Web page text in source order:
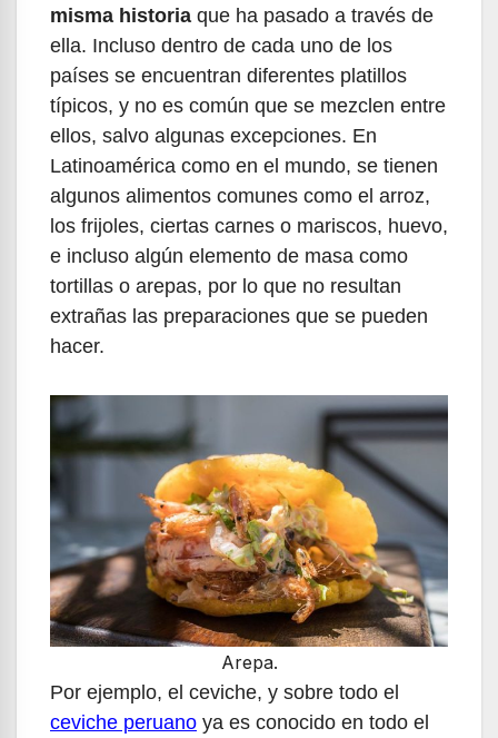
misma historia que ha pasado a través de
ella. Incluso dentro de cada uno de los
países se encuentran diferentes platillos
típicos, y no es común que se mezclen entre
ellos, salvo algunas excepciones. En
Latinoamérica como en el mundo, se tienen
algunos alimentos comunes como el arroz,
los frijoles, ciertas carnes o mariscos, huevo,
e incluso algún elemento de masa como
tortillas o arepas, por lo que no resultan
extrañas las preparaciones que se pueden
hacer.
Arepa.
Por ejemplo, el ceviche, y sobre todo el
ceviche peruano ya es conocido en todo el